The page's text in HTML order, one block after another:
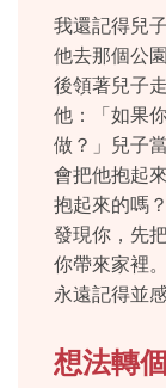
我還記得兒
他去那個公
後領著兒子
他：「如果
做？」兒子
會把他抱起
抱起來的嗎
發現你，先
你帶來家裡
永遠記得並
想法轉